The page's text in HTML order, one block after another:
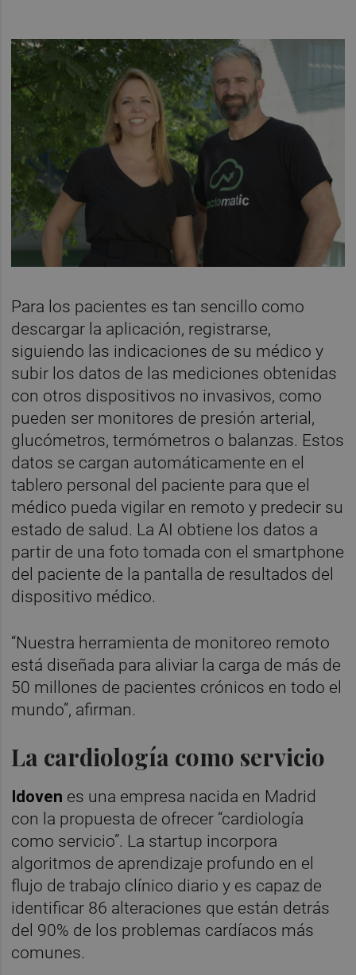
Para los pacientes es tan sencillo como
descargar la aplicación, registrarse,
siguiendo las indicaciones de su médico y
subir los datos de las mediciones obtenidas
con otros dispositivos no invasivos, como
pueden ser monitores de presión arterial,
glucómetros, termómetros o balanzas. Estos
datos se cargan automáticamente en el
tablero personal del paciente para que el
médico pueda vigilar en remoto y predecir su
estado de salud. La AI obtiene los datos a
partir de una foto tomada con el smartphone
del paciente de la pantalla de resultados del
dispositivo médico.
“Nuestra herramienta de monitoreo remoto
está diseñada para aliviar la carga de más de
50 millones de pacientes crónicos en todo el
mundo”, afirman.
La cardiología como servicio
Idoven es una empresa nacida en Madrid
con la propuesta de ofrecer “cardiología
como servicio”. La startup incorpora
algoritmos de aprendizaje profundo en el
flujo de trabajo clínico diario y es capaz de
identificar 86 alteraciones que están detrás
del 90% de los problemas cardíacos más
comunes.